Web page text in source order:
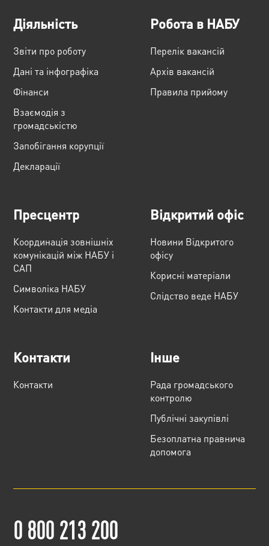
Діяльність
Звіти про роботу
Дані та інфографіка
Фінанси
Взаємодія з
громадськістю
Запобігання корупції
Декларації
Робота в НАБУ
Перелік вакансій
Архів вакансій
Правила прийому
Пресцентр
Координація зовнішніх
комунікацій між НАБУ і
САП
Cимволіка НАБУ
Контакти для медіа
Відкритий офіс
Новини Відкритого
офісу
Корисні матеріали
Слідство веде НАБУ
Контакти
Контакти
Інше
Рада громадського
контролю
Публічні закупівлі
Безоплатна правнича
допомога
0 800 213 200